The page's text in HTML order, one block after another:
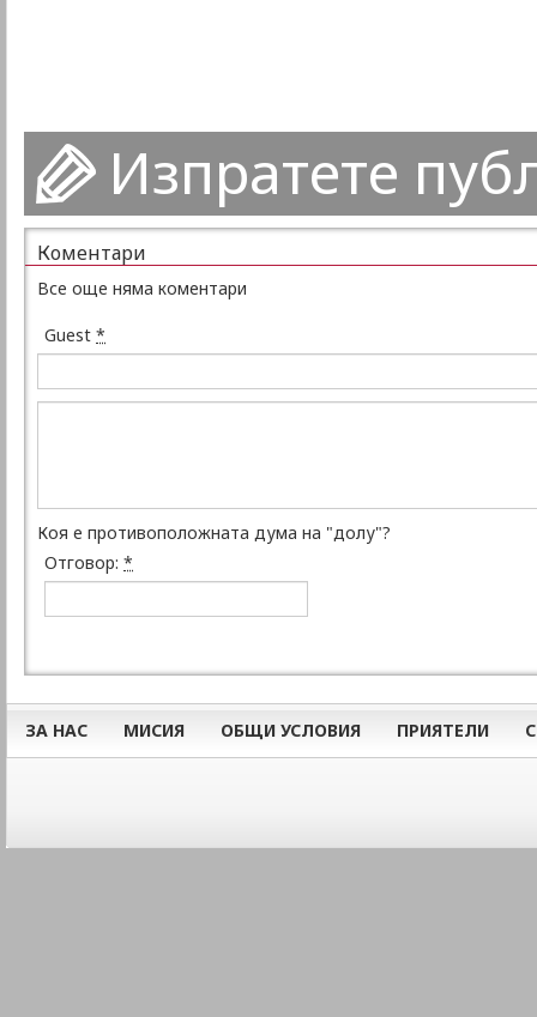
Изпратете
Коментари
Все още няма коментари
Guest *
Коя е противоположната дума на "долу"?
Отговор: *
ЗА НАС МИСИЯ ОБЩИ УСЛОВИЯ ПРИЯТЕЛИ